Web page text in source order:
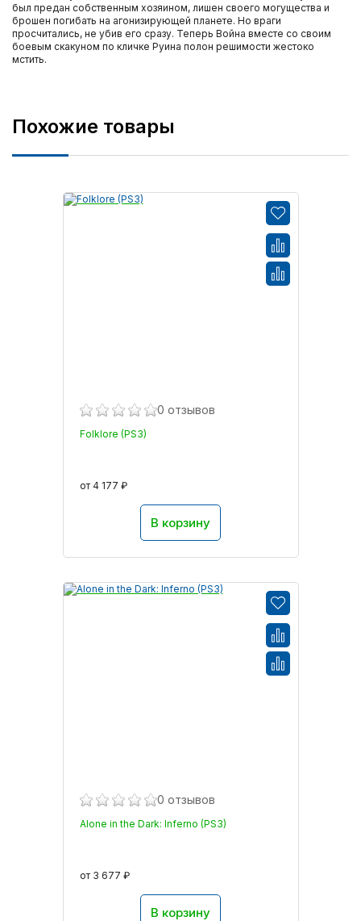
был предан собственным хозяином, лишен своего могущества и
брошен погибать на агонизирующей планете. Но враги
просчитались, не убив его сразу. Теперь Война вместе со своим
боевым скакуном по кличке Руина полон решимости жестоко
мстить.
Похожие товары
0 отзывов
Folklore (PS3)
от 4 177 ₽
В корзину
0 отзывов
Alone in the Dark: Inferno (PS3)
от 3 677 ₽
В корзину